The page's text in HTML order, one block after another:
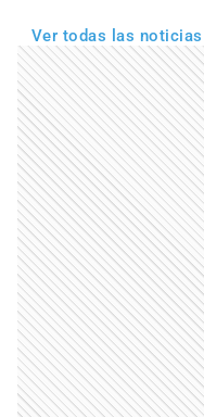
Ver todas las noticias